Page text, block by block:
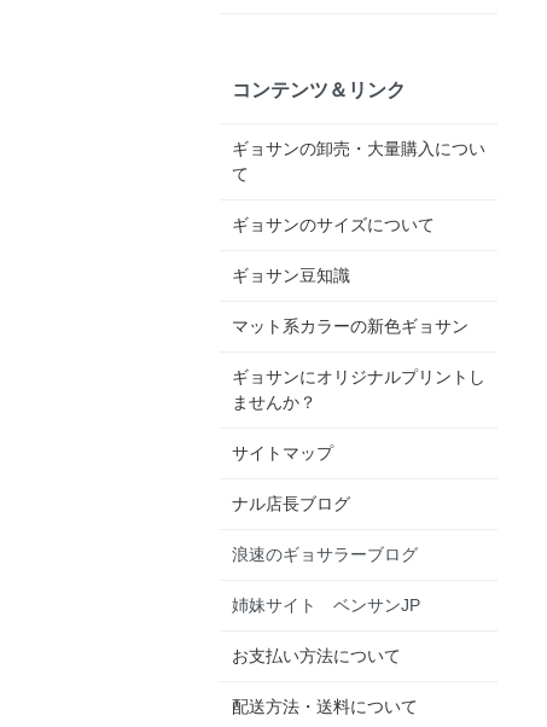
コンテンツ＆リンク
ギョサンの卸売・大量購入につい
て
ギョサンのサイズについて
ギョサン豆知識
マット系カラーの新色ギョサン
ギョサンにオリジナルプリントし
ませんか？
サイトマップ
ナル店長ブログ
浪速のギョサラーブログ
姉妹サイト ベンサンJP
お支払い方法について
配送方法・送料について